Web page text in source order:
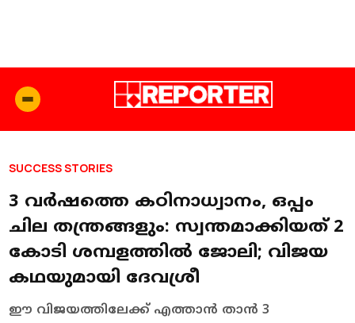
SUCCESS STORIES
3 വർഷത്തെ കഠിനാധ്വാനം, ഒപ്പം
ചില തന്ത്രങ്ങളും: സ്വന്തമാക്കിയത് 2
കോടി ശമ്പളത്തില്‍ ജോലി; വിജയ
കഥയുമായി ദേവശ്രീ
ഈ വിജയത്തിലേക്ക് എത്താൻ താന്‍ 3